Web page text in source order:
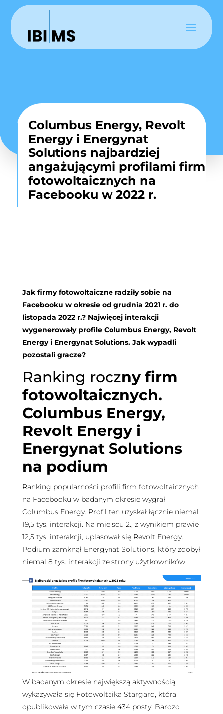
Columbus Energy, Revolt
Energy i Energynat
Solutions najbardziej
angażującymi profilami firm
fotowoltaicznych na
Facebooku w 2022 r.
Jak firmy fotowoltaiczne radziły sobie na
Facebooku w okresie od grudnia 2021 r. do
listopada 2022 r.? Najwięcej interakcji
wygenerowały profile Columbus Energy, Revolt
Energy i Energynat Solutions. Jak wypadli
pozostali gracze?
Ranking roczny firm
fotowoltaicznych.
Columbus Energy,
Revolt Energy i
Energynat Solutions
na podium
Ranking popularności profili firm fotowoltaicznych
na Facebooku w badanym okresie wygrał
Columbus Energy. Profil ten uzyskał łącznie niemal
19,5 tys. interakcji. Na miejscu 2., z wynikiem prawie
12,5 tys. interakcji, uplasował się Revolt Energy.
Podium zamknął Energynat Solutions, który zdobył
niemal 8 tys. interakcji ze strony użytkowników.
W badanym okresie największą aktywnością
wykazywała się Fotowoltaika Stargard, która
opublikowała w tym czasie 434 posty. Bardzo